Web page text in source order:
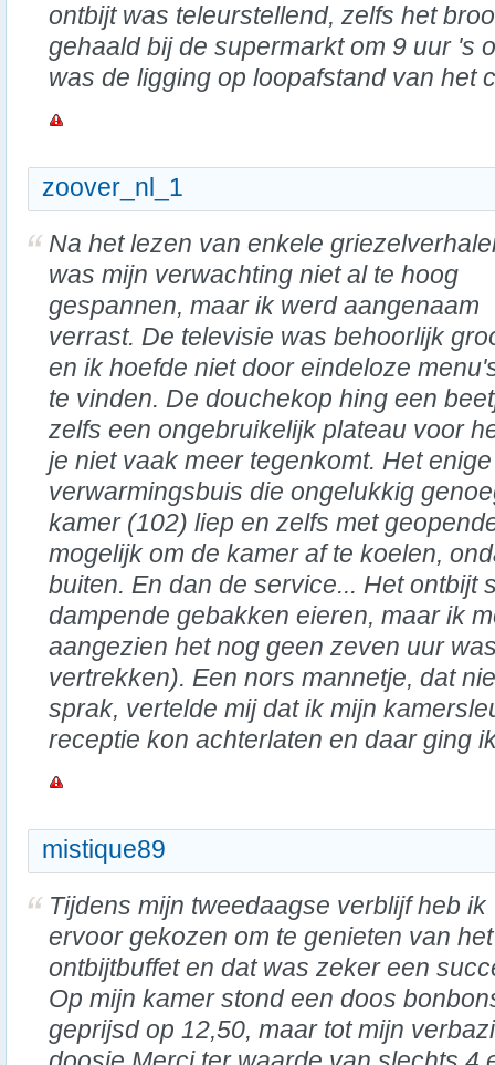
ontbijt was teleurstellend, zelfs het
gehaald bij de supermarkt om 9 uur 's
was de ligging op loopafstand van het
zoover_nl_1
Na het lezen van enkele
was mijn verwachting niet al te hoog
gespannen, maar ik werd aangenaam
verrast. De televisie was behoorlijk
en ik hoefde niet door eindeloze
te vinden. De douchekop hing een
zelfs een ongebruikelijk plateau voor
je niet vaak meer tegenkomt. Het
verwarmingsbuis die ongelukkig
kamer (102) liep en zelfs met
mogelijk om de kamer af te koelen,
buiten. En dan de service... Het ontbijt
dampende gebakken eieren, maar ik
aangezien het nog geen zeven uur
vertrekken). Een nors mannetje, dat
sprak, vertelde mij dat ik mijn
receptie kon achterlaten en daar ging
mistique89
Tijdens mijn tweedaagse verblijf heb ik
ervoor gekozen om te genieten van het
ontbijtbuffet en dat was zeker een
Op mijn kamer stond een doos
geprijsd op 12,50, maar tot mijn